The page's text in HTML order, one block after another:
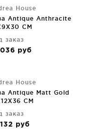
House
Antique Anthracite
CM
заказ
руб
House
Antique Matt Gold
CM
заказ
руб